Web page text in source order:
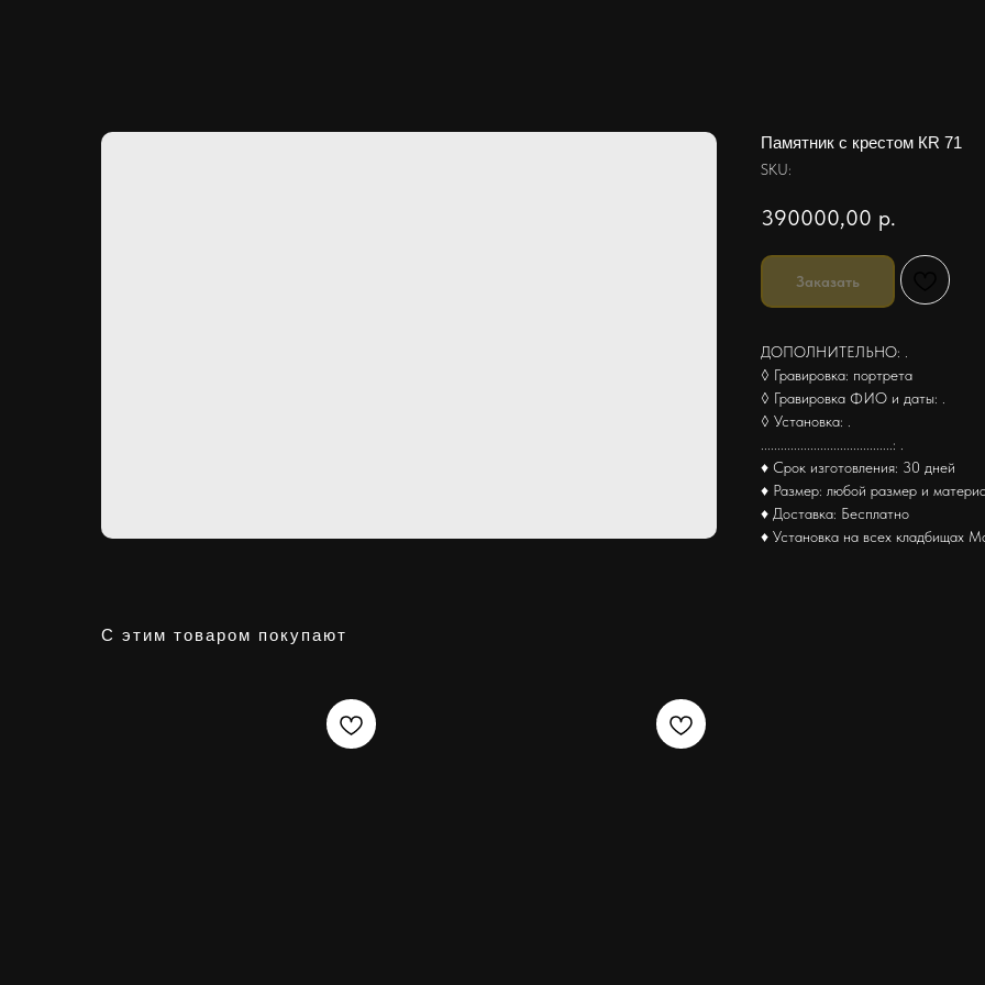
Памятник с крестом КR 71
SKU:
390000,00 р.
Заказать
ДОПОЛНИТЕЛЬНО: .
◊ Гравировка: портрета
◊ Гравировка ФИО и даты: .
◊ Установка: .
........................................: .
♦ Срок изготовления: 30 дней
♦ Размер: любой размер и
♦ Доставка: Бесплатно
♦ Установка на всех кладбищах
С этим товаром покупают